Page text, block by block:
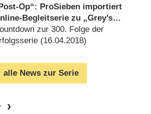
Op“: ProSieben importiert
Begleitserie zu „Grey’s
zur 300. Folge der
(16.04.2018)
alle News zur Serie